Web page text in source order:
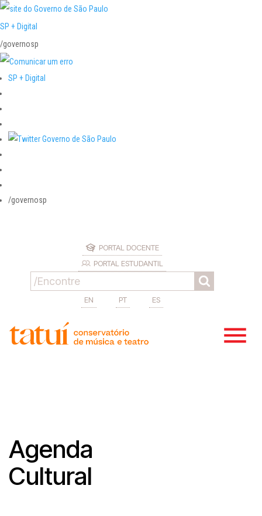
SP + Digital
/governosp
SP + Digital
/governosp
PORTAL DOCENTE
PORTAL ESTUDANTIL
EN PT ES
Agenda
Cultural